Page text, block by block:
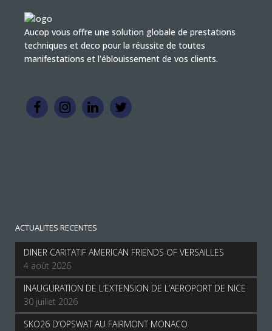
Aucop vous offre une solution globale de prestations
techniques et deco pour la réussite de toutes
manifestations et l'éblouissement de vos clients.
ACTUALITES RECENTES
DINER CARITATIF AMERICAN FRIENDS OF VERSAILLES
4 août 2026
INAUGURATION DE L’EXTENSION DE L’AEROPORT DE NICE
30 juillet 2026
SKO26 D’OPSWAT AU FAIRMONT MONACO